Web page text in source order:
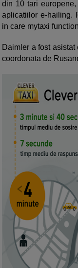
din 10 tari
aplicatiilor e-hailing.
in care mytaxi
Daimler a fost
coordonata de